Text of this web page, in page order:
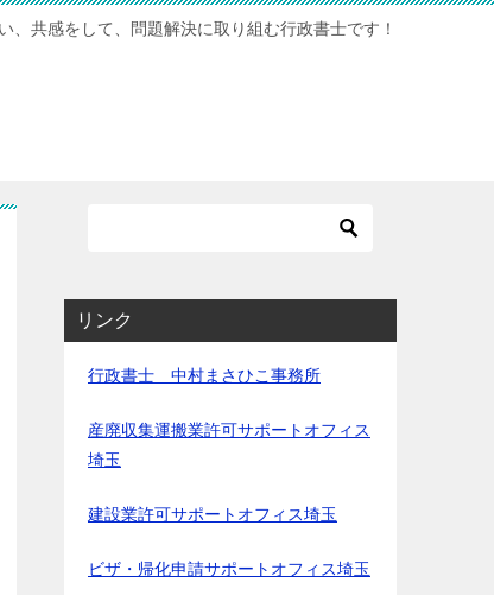
、共感をして、問題解決に取り組む行政書士です！
リンク
行政書士 中村まさひこ事務所
産廃収集運搬業許可サポートオフィス
埼玉
建設業許可サポートオフィス埼玉
ビザ・帰化申請サポートオフィス埼玉